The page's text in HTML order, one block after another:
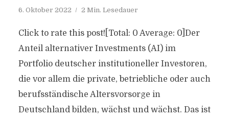
6. Oktober 2022 2 Min. Lesedauer
Click to rate this post![Total: 0 Average: 0]Der
Anteil alternativer Investments (AI) im
Portfolio deutscher institutioneller Investoren,
die vor allem die private, betriebliche oder auch
berufsständische Altersvorsorge in
Deutschland bilden, wächst und wächst. Das ist